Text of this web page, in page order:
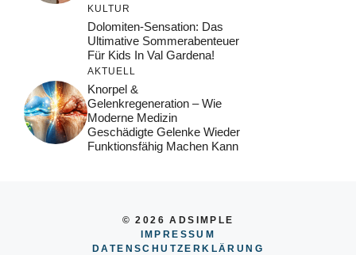
KULTUR
Dolomiten-Sensation: Das
Ultimative Sommerabenteuer
Für Kids In Val Gardena!
AKTUELL
Knorpel &
Gelenkregeneration – Wie
Moderne Medizin
Geschädigte Gelenke Wieder
Funktionsfähig Machen Kann
© 2026 ADSIMPLE
IMPRESSUM
DATENSCHUTZERKLÄRUNG